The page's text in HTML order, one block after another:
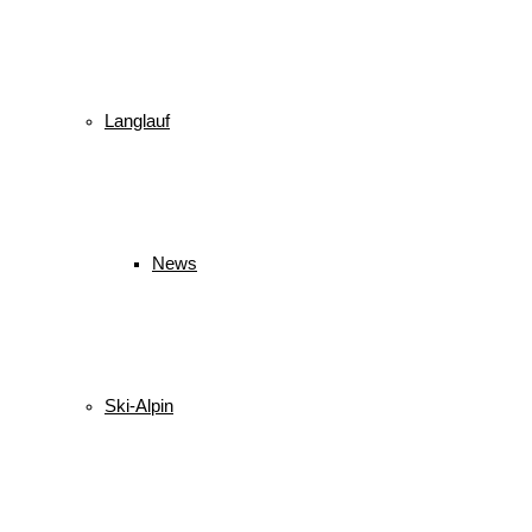
Langlauf
News
Ski-Alpin